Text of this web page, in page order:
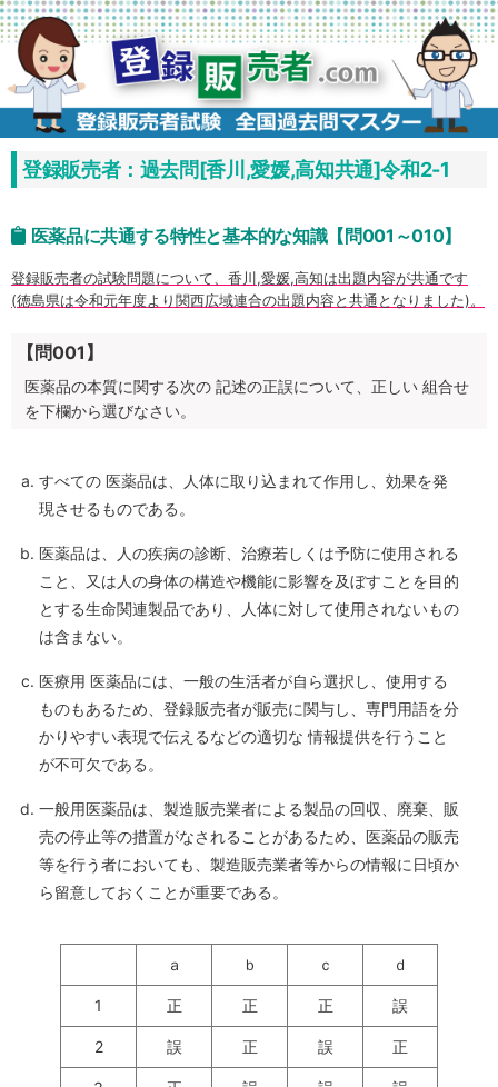
コ
ン
テ
ツ
へ
ス
キ
ッ
登録販売者：過去問[香川,愛媛,高知共通]令和2-1
医薬品に共通する特性と基本的な知識【問001～010】
登録販売者の試験問題について、香川,愛媛,高知は出題内容が共通です
(徳島県は令和元年度より関西広域連合の出題内容と共通となりました)。
【問001】
医薬品の本質に関する次の 記述の正誤について、正しい 組合せ
を下欄から選びなさい。
すべての 医薬品は、人体に取り込まれて作用し、効果を発
現させるものである。
医薬品は、人の疾病の診断、治療若しくは予防に使用される
こと、又は人の身体の構造や機能に影響を及ぼすことを目的
とする生命関連製品であり、人体に対して使用されないもの
は含まない。
医療用 医薬品には、一般の生活者が自ら選択し、使用する
ものもあるため、登録販売者が販売に関与し、専門用語を分
かりやすい表現で伝えるなどの適切な 情報提供を行うこと
が不可欠である。
一般用医薬品は、製造販売業者による製品の回収、廃棄、販
売の停止等の措置がなされることがあるため、医薬品の販売
等を行う者においても、製造販売業者等からの情報に日頃か
ら留意しておくことが重要である。
ａ ｂ ｃ ｄ
1 正 正 正 誤
2 誤 正 誤 正